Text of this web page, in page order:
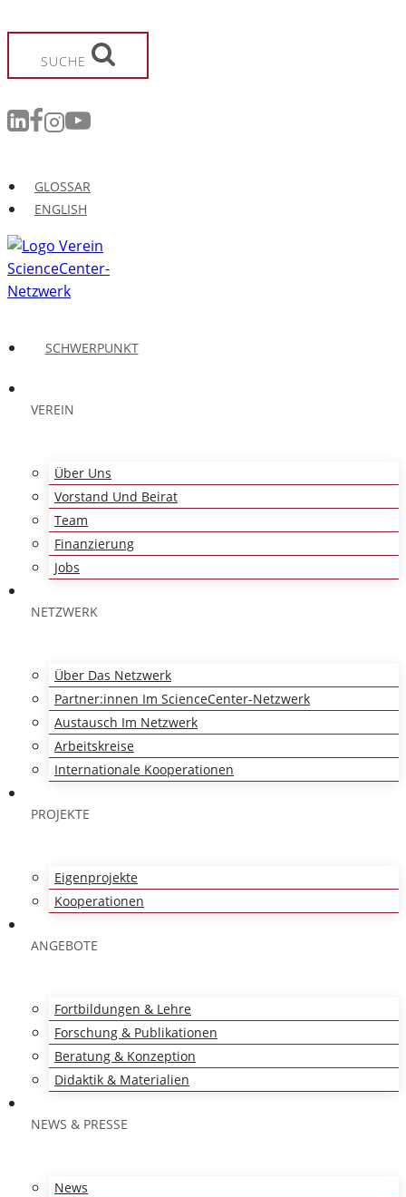
Inhalt
springen
SUCHE
GLOSSAR
ENGLISH
SCHWERPUNKT
VEREIN
Über Uns
Vorstand Und Beirat
Team
Finanzierung
Jobs
NETZWERK
Über Das Netzwerk
Partner:innen Im ScienceCenter-Netzwerk
Austausch Im Netzwerk
Arbeitskreise
Internationale Kooperationen
PROJEKTE
Eigenprojekte
Kooperationen
ANGEBOTE
Fortbildungen & Lehre
Forschung & Publikationen
Beratung & Konzeption
Didaktik & Materialien
NEWS & PRESSE
News